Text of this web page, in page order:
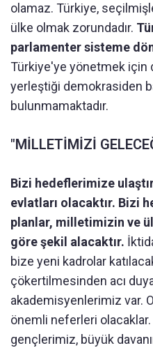
olamaz. Türkiye,
ülke olmak zorundadır.
parlamenter sisteme
Türkiye'ye yönetmek için
yerleştiği demokrasiden
bulunmamaktadır.
"MİLLETİMİZİ
Bizi hedeflerimize
evlatları olacaktır. Bizi
planlar, milletimizin ve
göre şekil alacaktır.
bize yeni kadrolar
çökertilmesinden acı
akademisyenlerimiz var.
önemli neferleri olacaklar.
gençlerimiz, büyük